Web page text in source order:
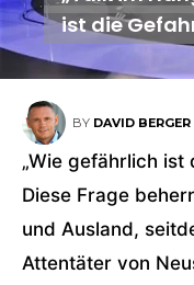
ist die
BY DAVID BERGER
„Wie gefährlich ist
Diese Frage
und Ausland,
Attentäter von